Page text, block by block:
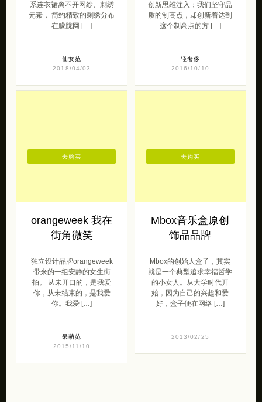
系连衣裙离不开网纱、刺绣
元素， 简约精致的刺绣分布
在朦胧网 […]
仙女范
2018/04/03
创新思维注入；我们坚守品
质的制高点，却创新着达到
这个制高点的方 […]
轻奢侈
2016/10/10
orangeweek 我在
街角微笑
独立设计品牌orangeweek
带来的一组安静的女生街
拍。 从未开口的，是我爱
你，从未结束的，是我爱
你。我爱 […]
呆萌范
2015/11/10
去购买
Mbox音乐盒原创
饰品品牌
Mbox的创始人盒子，其实
就是一个典型追求幸福哲学
的小女人。从大学时代开
始，因为自己的兴趣和爱
好，盒子便在网络 […]
2013/02/25
去购买